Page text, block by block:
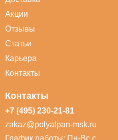
Акции
Отзывы
Статьи
Карьера
Контакты
Контакты
+7 (495) 230-21-81
zakaz@polyalpan-msk.ru
График работы: Пн-Вс с